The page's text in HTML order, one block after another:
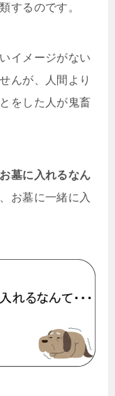
するのです。
イメージがない
んが、人間より
をした人が鬼畜
墓に入れるなん
お墓に一緒に入